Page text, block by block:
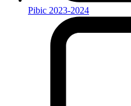
Pibic 2023-2024